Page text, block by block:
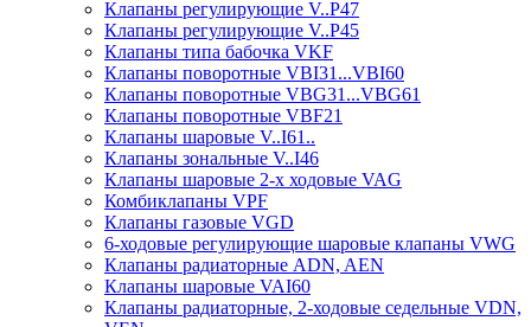
Клапаны регулирующие V..P47
Клапаны регулирующие V..P45
Клапаны типа бабочка VKF
Клапаны поворотные VBI31...VBI60
Клапаны поворотные VBG31...VBG61
Клапаны поворотные VBF21
Клапаны шаровые V..I61..
Клапаны зональные V..I46
Клапаны шаровые 2-х ходовые VAG
Комбиклапаны VPF
Клапаны газовые VGD
6-ходовые регулирующие шаровые клапаны VWG
Клапаны радиаторные ADN, AЕN
Клапаны шаровые VAI60
Клапаны радиаторные, 2-ходовые седельные VDN,